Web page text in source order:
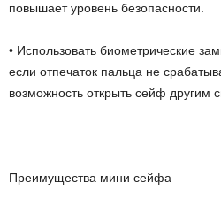
повышает уровень безопасности.
• Использовать биометрические
если отпечаток пальца не
возможность открыть сейф другим
Преимущества мини сейфа